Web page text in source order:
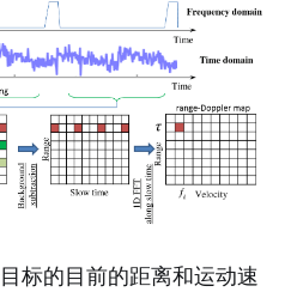
标的目前的距离和运动速